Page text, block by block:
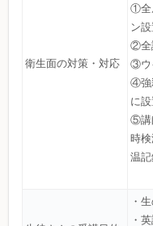
衛生面の対策・対応
①全
ン
②全
③ウ
④強
に
⑤講
時
温
・
・